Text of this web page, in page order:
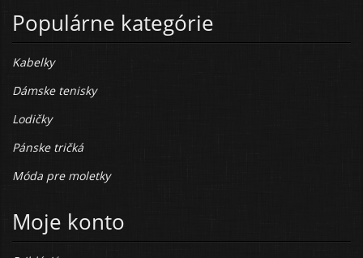
Populárne kategórie
Kabelky
Dámske tenisky
Lodičky
Pánske tričká
Móda pre moletky
Moje konto